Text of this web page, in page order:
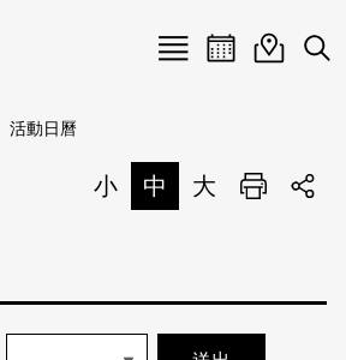
Menu
活動日曆活動地圖
展
活動日曆
小 中 大 列印